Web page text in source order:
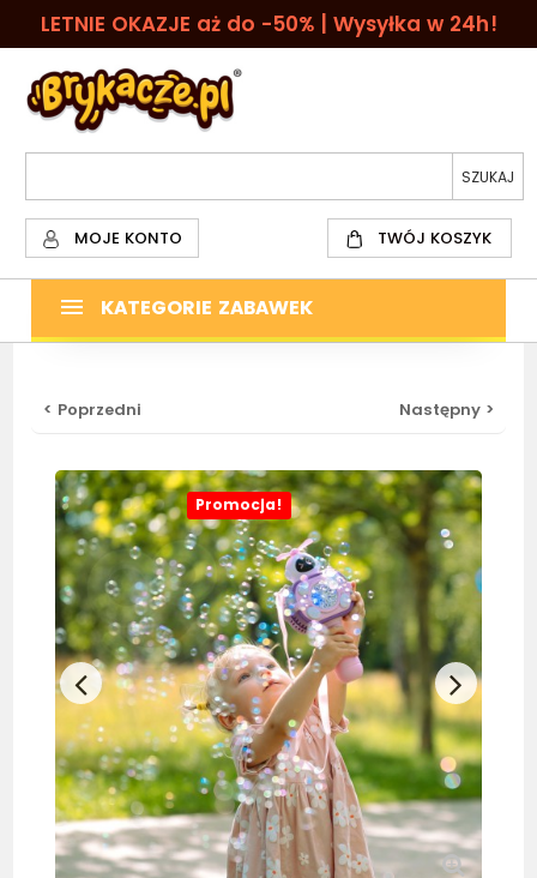
LETNIE OKAZJE aż do -50% | Wysyłka w 24h!
MOJE KONTO TWÓJ KOSZYK
KATEGORIE ZABAWEK
< Poprzedni Następny >
Promocja!